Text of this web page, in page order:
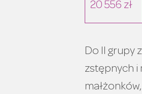
20 556 zł
Do II grupy
zstępnych i